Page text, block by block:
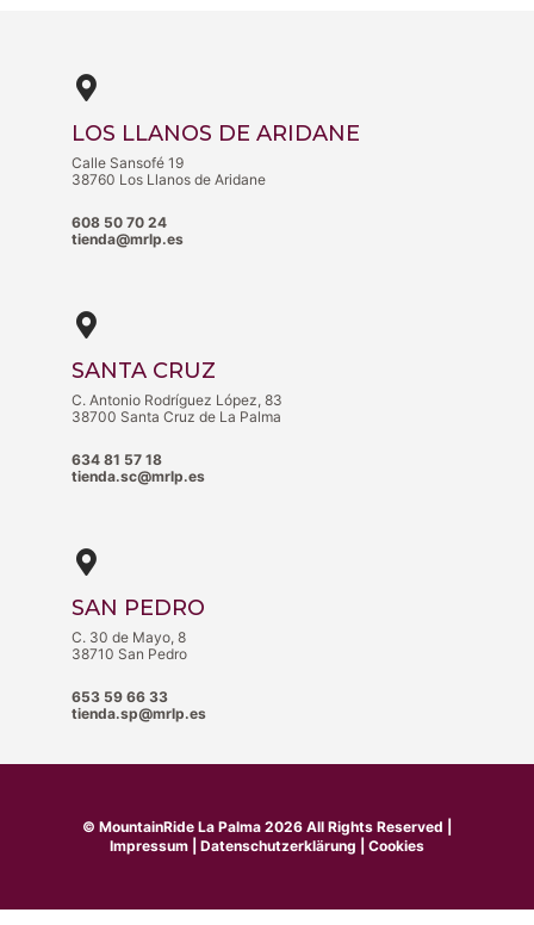
LOS LLANOS DE ARIDANE
Calle Sansofé 19
38760 Los Llanos de Aridane
608 50 70 24
tienda@mrlp.es
SANTA CRUZ
C. Antonio Rodríguez López, 83
38700 Santa Cruz de La Palma
634 81 57 18
tienda.sc@mrlp.es
SAN PEDRO
C. 30 de Mayo, 8
38710 San Pedro
653 59 66 33
tienda.sp@mrlp.es
© MountainRide La Palma 2026 All Rights Reserved |
Impressum
Datenschutzerklärung Cookies